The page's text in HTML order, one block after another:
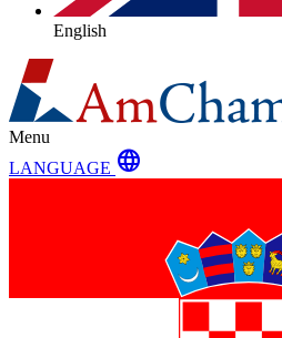
English
Menu
LANGUAGE language